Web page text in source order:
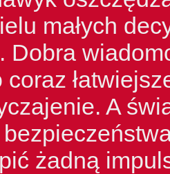
małych
Dobra
coraz
A
żadną